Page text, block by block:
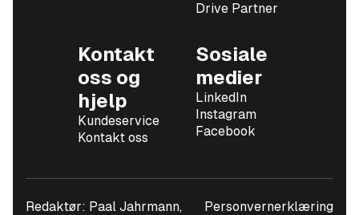
Drive Partner
Kontakt
oss og
hjelp
Kundeservice
Kontakt oss
Sosiale
medier
LinkedIn
Instagram
Facebook
Redaktør: Paal Jahrmann,
Personvernerklæring